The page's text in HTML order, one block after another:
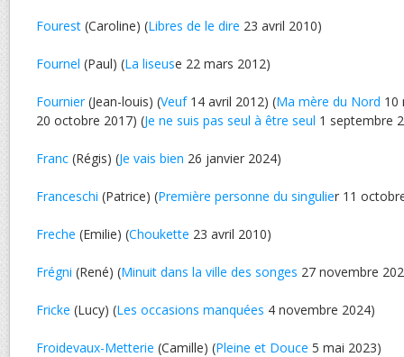
Fourest (Caroline) (Libres de le dire 23 avril 2010)
Fournel (Paul) (La liseuse 22 mars 2012)
Fournier(Jean-louis) (Veuf14 avril 2012) (Ma mère du Nord 10
20 octobre 2017) (Je ne suis pas seul à être seul 1 septembre
Franc (Régis) (Je vais bien 26 janvier 2024)
Franceschi (Patrice) (Première personne du singulier 11
Freche (Emilie) (Choukette 23 avril 2010)
Frégni (René) (Minuit dans la ville des songes 27 novembre
Fricke (Lucy) (Les occasions manquées 4 novembre 2024)
Froidevaux-Metterie (Camille) (Pleine et Douce 5 mai 2023)